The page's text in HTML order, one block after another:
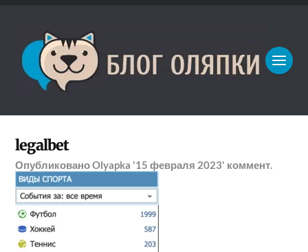
legalbet
ОпубликованоOlyapka '15 февраля 2023' коммент.